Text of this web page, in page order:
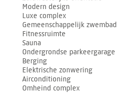
Modern design
Luxe complex
Gemeenschappelijk zwembad
Fitnessruimte
Sauna
Ondergrondse parkeergarage
Berging
Elektrische zonwering
Airconditioning
Omheind complex